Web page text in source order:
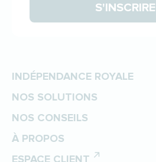
S'INSCRIRE
INDÉPENDANCE ROYALE
NOS SOLUTIONS
NOS CONSEILS
À PROPOS
ESPACE CLIENT